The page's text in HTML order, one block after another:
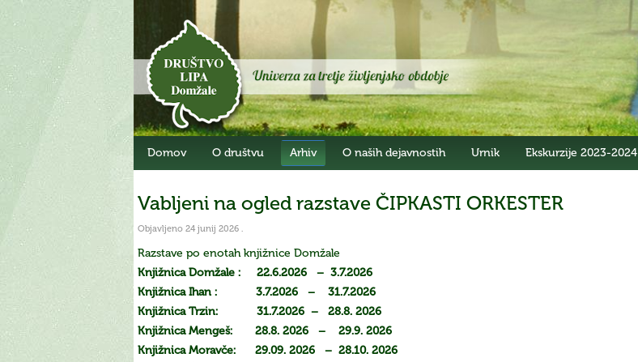
Domov O društvu Arhiv O naših dejavnostih Urnik Ekskurzije 2023-2024
Vabljeni na ogled razstave ČIPKASTI ORKESTER
Objavljeno 24 junij 2026 .
Razstave po enotah knjižnice Domžale
Knjižnica Domžale : 22.6.2026 – 3.7.2026
Knjižnica Ihan : 3.7.2026 – 31.7.2026
Knjižnica Trzin: 31.7.2026 – 28.8. 2026
Knjižnica Mengeš: 28.8. 2026 – 29.9. 2026
Knjižnica Moravče: 29.09. 2026 – 28.10. 2026